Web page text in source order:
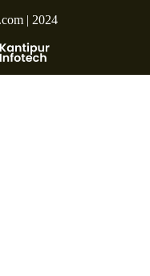
| 2024